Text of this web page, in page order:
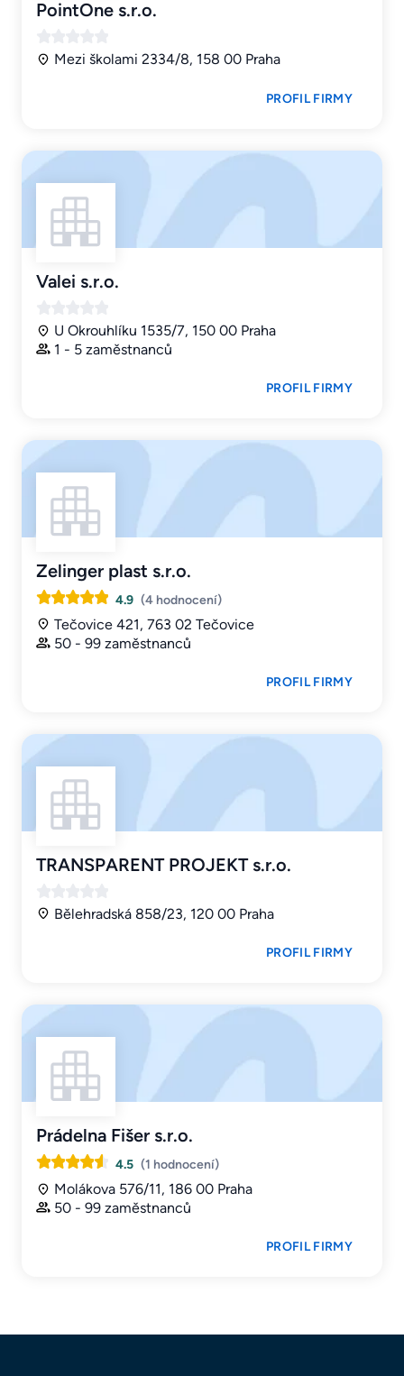
PointOne s.r.o.
Mezi školami 2334/8, 158 00 Praha
PROFIL FIRMY
Valei s.r.o.
U Okrouhlíku 1535/7, 150 00 Praha
1 - 5 zaměstnanců
PROFIL FIRMY
Zelinger plast s.r.o.
4.9 (4 hodnocení)
Tečovice 421, 763 02 Tečovice
50 - 99 zaměstnanců
PROFIL FIRMY
TRANSPARENT PROJEKT s.r.o.
Bělehradská 858/23, 120 00 Praha
PROFIL FIRMY
Prádelna Fišer s.r.o.
4.5 (1 hodnocení)
Molákova 576/11, 186 00 Praha
50 - 99 zaměstnanců
PROFIL FIRMY